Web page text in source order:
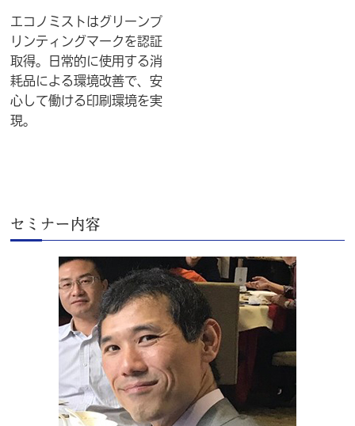
エコノミストはグリーンプ
リンティングマークを認証
取得。日常的に使用する消
耗品による環境改善で、安
心して働ける印刷環境を実
現。
セミナー内容